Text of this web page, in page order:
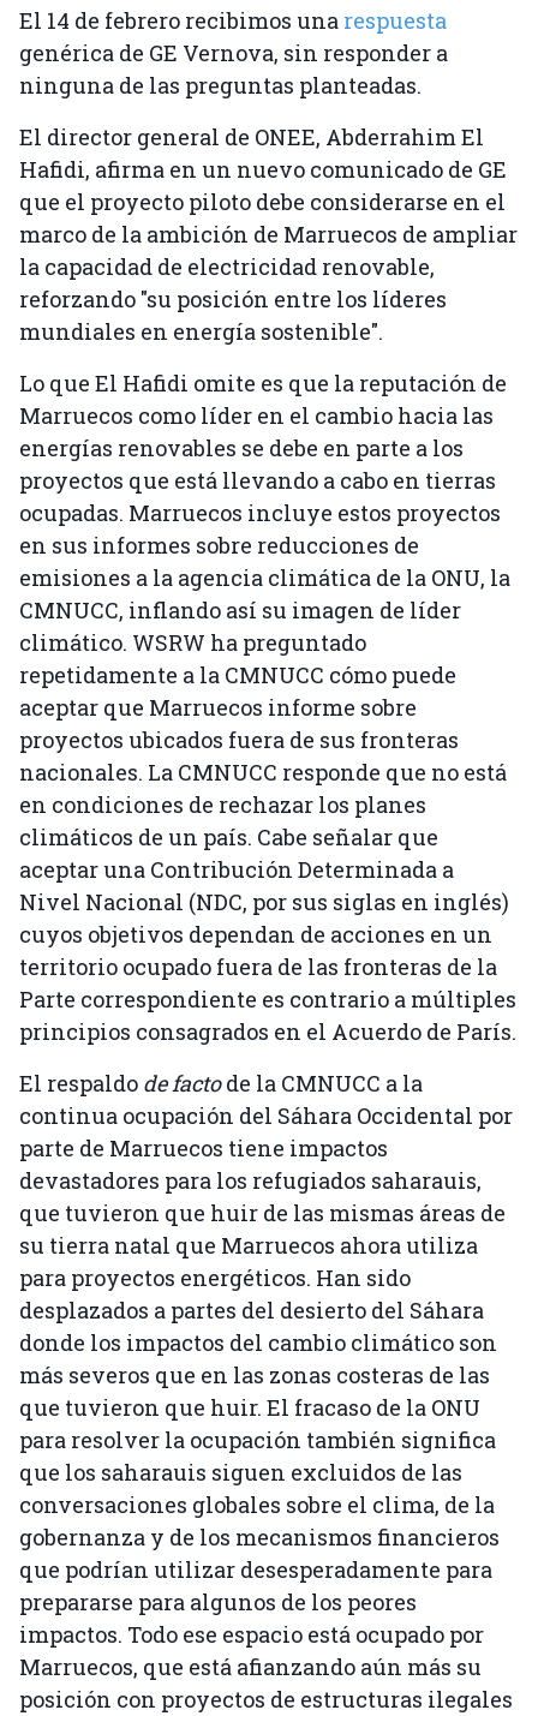
El 14 de febrero recibimos una respuesta
genérica de GE Vernova, sin responder a
ninguna de las preguntas planteadas.
El director general de ONEE, Abderrahim El
Hafidi, afirma en un nuevo comunicado de GE
que el proyecto piloto debe considerarse en el
marco de la ambición de Marruecos de ampliar
la capacidad de electricidad renovable,
reforzando "su posición entre los líderes
mundiales en energía sostenible".
Lo que El Hafidi omite es que la reputación de
Marruecos como líder en el cambio hacia las
energías renovables se debe en parte a los
proyectos que está llevando a cabo en tierras
ocupadas. Marruecos incluye estos proyectos
en sus informes sobre reducciones de
emisiones a la agencia climática de la ONU, la
CMNUCC, inflando así su imagen de líder
climático. WSRW ha preguntado
repetidamente a la CMNUCC cómo puede
aceptar que Marruecos informe sobre
proyectos ubicados fuera de sus fronteras
nacionales. La CMNUCC responde que no está
en condiciones de rechazar los planes
climáticos de un país. Cabe señalar que
aceptar una Contribución Determinada a
Nivel Nacional (NDC, por sus siglas en inglés)
cuyos objetivos dependan de acciones en un
territorio ocupado fuera de las fronteras de la
Parte correspondiente es contrario a múltiples
principios consagrados en el Acuerdo de París.
El respaldo de factode la CMNUCC a la
continua ocupación del Sáhara Occidental por
parte de Marruecos tiene impactos
devastadores para los refugiados saharauis,
que tuvieron que huir de las mismas áreas de
su tierra natal que Marruecos ahora utiliza
para proyectos energéticos. Han sido
desplazados a partes del desierto del Sáhara
donde los impactos del cambio climático son
más severos que en las zonas costeras de las
que tuvieron que huir. El fracaso de la ONU
para resolver la ocupación también significa
que los saharauis siguen excluidos de las
conversaciones globales sobre el clima, de la
gobernanza y de los mecanismos financieros
que podrían utilizar desesperadamente para
prepararse para algunos de los peores
impactos. Todo ese espacio está ocupado por
Marruecos, que está afianzando aún más su
posición con proyectos de estructuras ilegales